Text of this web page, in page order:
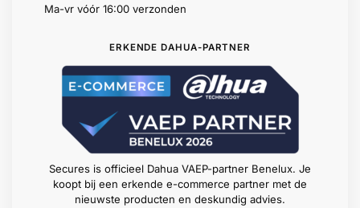
Ma-vr vóór 16:00 verzonden
ERKENDE DAHUA-PARTNER
Secures is officieel Dahua VAEP-partner Benelux. Je
koopt bij een erkende e-commerce partner met de
nieuwste producten en deskundig advies.